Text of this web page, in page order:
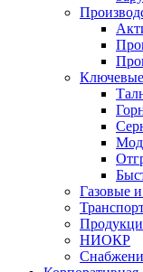
Газовые
НИОКР